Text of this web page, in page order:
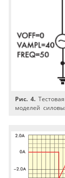
Рис. 4.
моделей